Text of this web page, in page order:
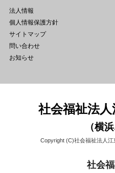
法人情報
個人情報保護方針
サイトマップ
問い合わせ
お知らせ
社会福祉法
（横
Copyright (C)社会福祉法人江
社会